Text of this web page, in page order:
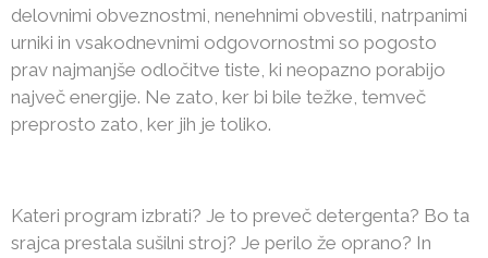
delovnimi obveznostmi, nenehnimi obvestili, natrpanimi
urniki in vsakodnevnimi odgovornostmi so pogosto
prav najmanjše odločitve tiste, ki neopazno porabijo
največ energije. Ne zato, ker bi bile težke, temveč
preprosto zato, ker jih je toliko.
Kateri program izbrati? Je to preveč detergenta? Bo ta
srajca prestala sušilni stroj? Je perilo že oprano? In